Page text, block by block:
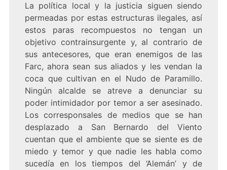
La política local y la justicia siguen siendo
permeadas por estas estructuras ilegales, así
estos paras recompuestos no tengan un
objetivo contrainsurgente y, al contrario de
sus antecesores, que eran enemigos de las
Farc, ahora sean sus aliados y les vendan la
coca que cultivan en el Nudo de Paramillo.
Ningún alcalde se atreve a denunciar su
poder intimidador por temor a ser asesinado.
Los corresponsales de medios que se han
desplazado a San Bernardo del Viento
cuentan que el ambiente que se siente es de
miedo y temor y que nadie les habla como
sucedía en los tiempos del ‘Alemán’ y de